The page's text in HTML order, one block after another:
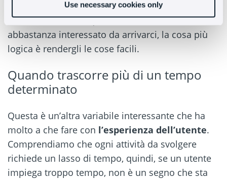
Use necessary cookies only
Lo stesso accade con altrepagine informative
come domande frequenti. Se il visitatore è
abbastanza interessato da arrivarci, la cosa più
logica è rendergli le cose facili.
Quando trascorre più di un tempo
determinato
Questa è un’altra variabile interessante che ha
molto a che fare con l’esperienza dell’utente.
Comprendiamo che ogni attività da svolgere
richiede un lasso di tempo, quindi, se un utente
impiega troppo tempo, non è un segno che sta